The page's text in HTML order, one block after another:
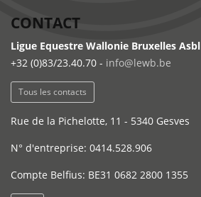
CONTACT
Ligue Equestre Wallonie Bruxelles Asbl
+32 (0)83/23.40.70 - info@lewb.be
Tous les contacts
Rue de la Pichelotte, 11 - 5340 Gesves
N° d'entreprise: 0414.528.906
Compte Belfius: BE31 0682 2800 1355